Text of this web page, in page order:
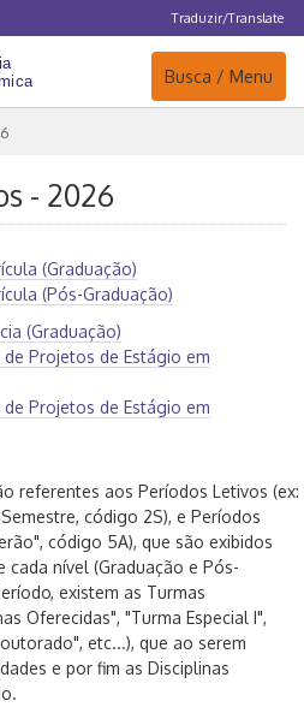
Traduzir/Translate
Navegação
Busca / Menu
- 2026
(Graduação)
(Pós-Graduação)
(Graduação)
de Projetos de Estágio em
de Projetos de Estágio em
referentes aos Períodos Letivos (ex:
código 2S), e Períodos
código 5A), que são exibidos
nível (Graduação e Pós-
existem as Turmas
Oferecidas", "Turma Especial I",
etc...), que ao serem
e por fim as Disciplinas